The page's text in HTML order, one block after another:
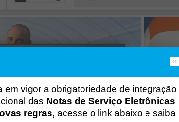
Por favor, aguarde...
em vigor a obrigatoriedade de integração
das Notas de Serviço Eletrônicas
regras, acesse o link abaixo e saiba
token '('
https:/guaraciaba.atende.net/cidadao/p
2015-processo-licitatorio-18-